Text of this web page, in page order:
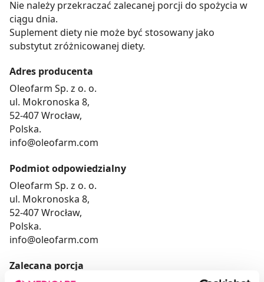
Nie należy przekraczać zalecanej porcji do spożycia w
ciągu dnia.
Suplement diety nie może być stosowany jako
substytut zróżnicowanej diety.
Adres producenta
Oleofarm Sp. z o. o.
ul. Mokronoska 8,
52-407 Wrocław,
Polska.
info@oleofarm.com
Podmiot odpowiedzialny
Oleofarm Sp. z o. o.
ul. Mokronoska 8,
52-407 Wrocław,
Polska.
info@oleofarm.com
Zalecana porcja